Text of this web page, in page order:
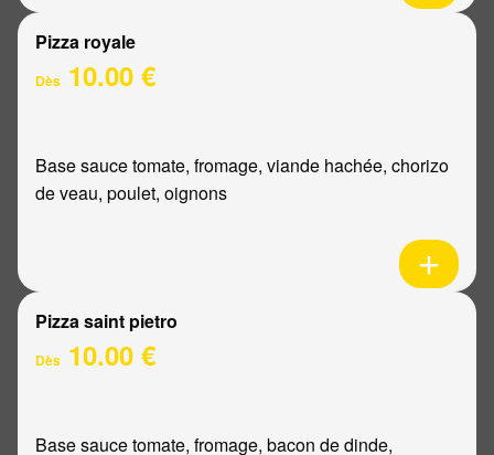
Pizza royale
Dès 10.00 €
Base sauce tomate, fromage, viande hachée, chorizo
de veau, poulet, oignons
Pizza saint pietro
Dès 10.00 €
Base sauce tomate, fromage, bacon de dinde,